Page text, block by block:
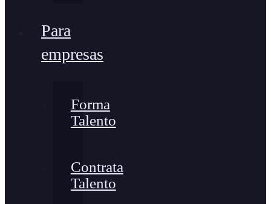
Para
empresas
Forma
Talento
Contrata
Talento